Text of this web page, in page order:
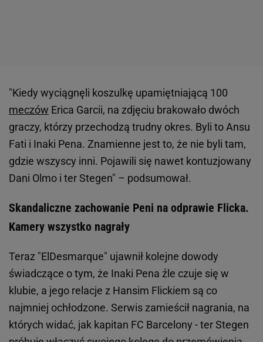
"Kiedy wyciągnęli koszulkę upamiętniającą 100
meczów Erica Garcii, na zdjęciu brakowało dwóch
graczy, którzy przechodzą trudny okres. Byli to Ansu
Fati i Inaki Pena. Znamienne jest to, że nie byli tam,
gdzie wszyscy inni. Pojawili się nawet kontuzjowany
Dani Olmo i ter Stegen" – podsumował.
Skandaliczne zachowanie Peni na odprawie Flicka.
Kamery wszystko nagrały
Teraz "ElDesmarque" ujawnił kolejne dowody
świadczące o tym, że Inaki Pena źle czuje się w
klubie, a jego relacje z Hansim Flickiem są co
najmniej ochłodzone. Serwis zamieścił nagrania, na
których widać, jak kapitan FC Barcelony - ter Stegen